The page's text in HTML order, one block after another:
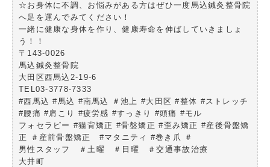
☆お身体に不調、お悩みがある方はぜひ一度馬込鍼灸整骨院
へ足を運んでみてください！
一緒に健康な身体を作り、健康寿命を伸ばしていきましょ
う！！
〒143-0026
馬込鍼灸整骨院
大田区西馬込2-19-6
TEL03-3778-7333
#西馬込 #馬込 #南馬込 ＃池上 #大田区 #整体 #ストレッチ
#腰痛 #肩こり #疲労感 #すっきり #頭痛 #モル
フォセラピー #猫背矯正 #骨盤矯正 #歪み矯正 #産後骨盤矯
正 ＃産前骨盤矯正 #マタニティ #巻き爪 ＃
男性スタッフ ＃土曜 ＃日曜 ＃交通事故治療
大井町